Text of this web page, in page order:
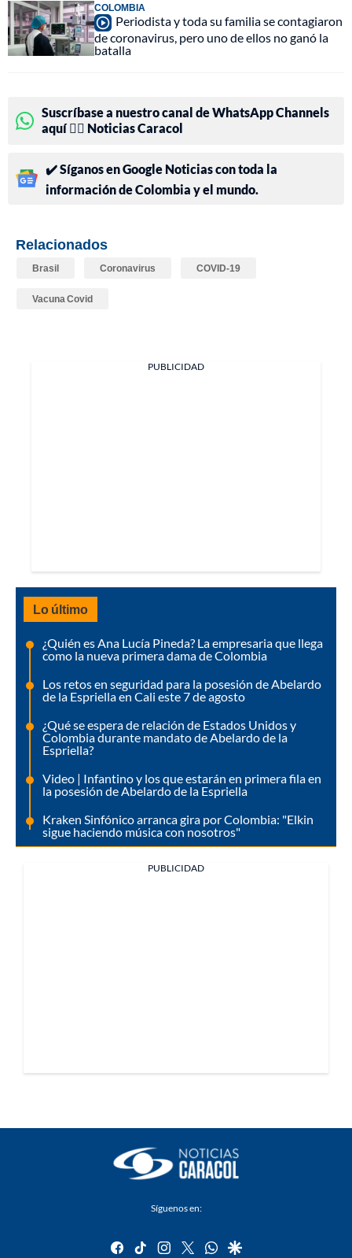
COLOMBIA
Periodista y toda su familia se contagiaron
de coronavirus, pero uno de ellos no ganó la
batalla
Suscríbase a nuestro canal de WhatsApp Channels
aquí 👉🏻 Noticias Caracol
✔️ Síganos en Google Noticias con toda la
información de Colombia y el mundo.
Relacionados
Brasil Coronavirus COVID-19
Vacuna Covid
PUBLICIDAD
Lo último
¿Quién es Ana Lucía Pineda? La empresaria que llega
como la nueva primera dama de Colombia
Los retos en seguridad para la posesión de Abelardo
de la Espriella en Cali este 7 de agosto
¿Qué se espera de relación de Estados Unidos y
Colombia durante mandato de Abelardo de la
Espriella?
Video | Infantino y los que estarán en primera fila en
la posesión de Abelardo de la Espriella
Kraken Sinfónico arranca gira por Colombia: "Elkin
sigue haciendo música con nosotros"
PUBLICIDAD
Síguenos en:
facebook
tiktok instagram
twitterwhatsapp
google